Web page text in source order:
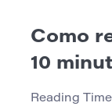
Como
10
Reading